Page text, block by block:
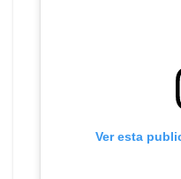
Ver esta